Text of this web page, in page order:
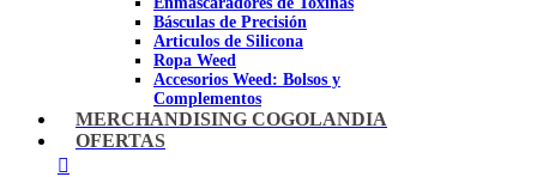
Básculas de Precisión
Articulos de Silicona
Ropa Weed
Accesorios Weed: Bolsos y
Complementos
Cannabuds
Inciensos
MERCHANDISING COGOLANDIA
OFERTAS